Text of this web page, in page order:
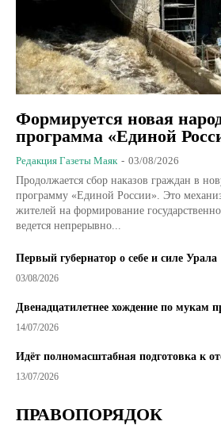
Формируется новая
программа «Единой
Редакция Газеты Маяк - 03/08/2026
Продолжается сбор наказов граждан в
программу «Единой России». Это
жителей на формирование
ведется непрерывно...
Первый губернатор о себе и силе Урала
03/08/2026
Двенадцатилетнее хождение по мукам
14/07/2026
Идёт полномасштабная подготовка к
13/07/2026
ПРАВОПОРЯДОК